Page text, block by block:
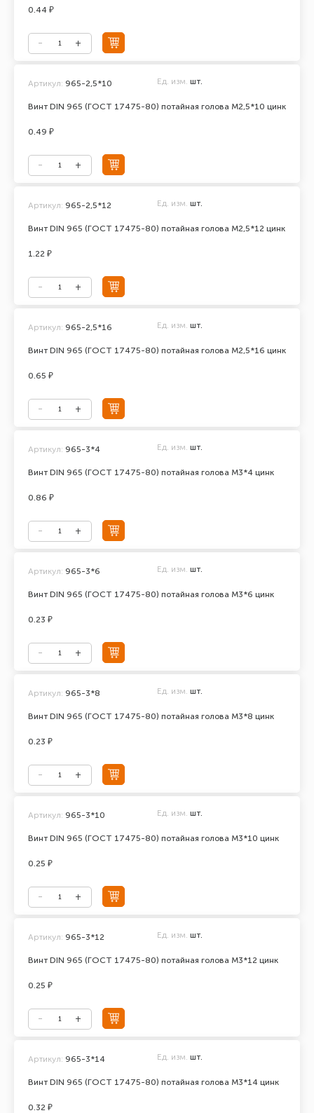
0.44 ₽
Винт DIN 965 (ГОСТ 17475-80) потайная голова М2,5*10 цинк
Артикул: 965-2,5*10 Ед. изм. шт.
0.49 ₽
Винт DIN 965 (ГОСТ 17475-80) потайная голова М2,5*12 цинк
Артикул: 965-2,5*12 Ед. изм. шт.
1.22 ₽
Винт DIN 965 (ГОСТ 17475-80) потайная голова М2,5*16 цинк
Артикул: 965-2,5*16 Ед. изм. шт.
0.65 ₽
Винт DIN 965 (ГОСТ 17475-80) потайная голова М3*4 цинк
Артикул: 965-3*4 Ед. изм. шт.
0.86 ₽
Винт DIN 965 (ГОСТ 17475-80) потайная голова М3*6 цинк
Артикул: 965-3*6 Ед. изм. шт.
0.23 ₽
Винт DIN 965 (ГОСТ 17475-80) потайная голова М3*8 цинк
Артикул: 965-3*8 Ед. изм. шт.
0.23 ₽
Винт DIN 965 (ГОСТ 17475-80) потайная голова М3*10 цинк
Артикул: 965-3*10 Ед. изм. шт.
0.25 ₽
Винт DIN 965 (ГОСТ 17475-80) потайная голова М3*12 цинк
Артикул: 965-3*12 Ед. изм. шт.
0.25 ₽
Винт DIN 965 (ГОСТ 17475-80) потайная голова М3*14 цинк
Артикул: 965-3*14 Ед. изм. шт.
0.32 ₽